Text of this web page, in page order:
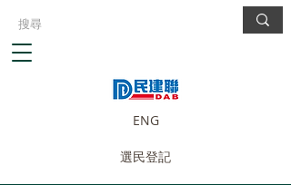
ENG
選民登記